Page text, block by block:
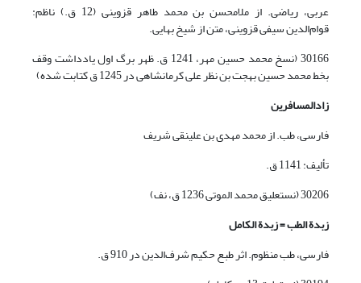
عربی، ریاضی. از ملامحسن بن محمد طاهر قزوینی (12 ق.) ناظم:
قوام‌الدین سیفی قزوینی، متن از شیخ بهایی.
30166 (نسخ محمد حسین مهر، 1241 ق. ظهر برگ اول یادداشت وقف
بخط محمد حسین بهجت بن نظر علی کرمانشاهی در 1245 ق کتابت شده)
زادالمسافرین
فارسی، طب. از محمد مهدی بن علینقی شریف
تألیف: 1141 ق.
30206 (نستعلیق محمد الموتی 1236 ق، نف)
زبدةالطب = زبدةالکامل
فارسی، طب منظوم. اثر طبع حکیم شرف‌الدین در 910 ق.